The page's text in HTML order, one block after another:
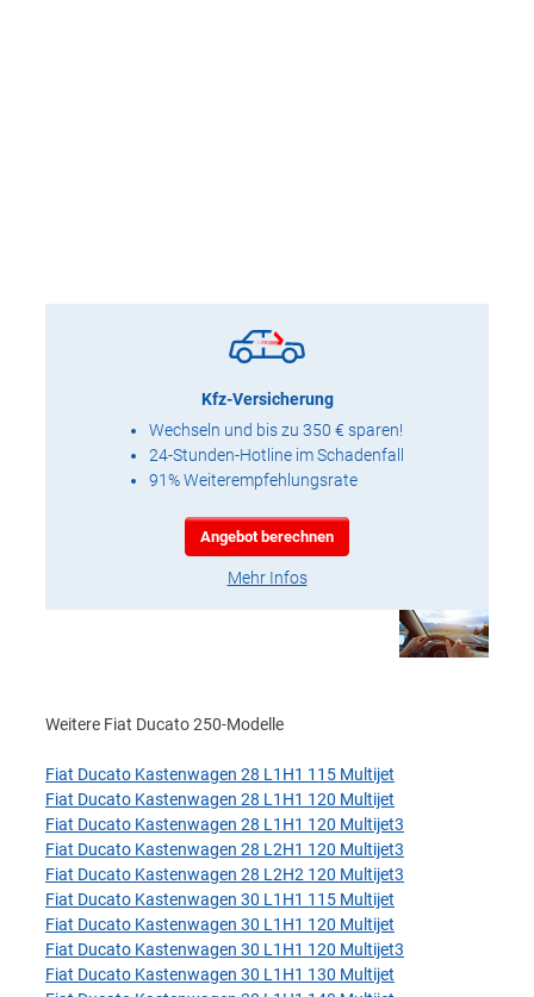
Kfz-Versicherung
Wechseln und bis zu 350 € sparen!
24-Stunden-Hotline im Schadenfall
91% Weiterempfehlungsrate
Angebot berechnen
Mehr Infos
Weitere Fiat Ducato 250-Modelle
Fiat Ducato Kastenwagen 28 L1H1 115 Multijet
Fiat Ducato Kastenwagen 28 L1H1 120 Multijet
Fiat Ducato Kastenwagen 28 L1H1 120 Multijet3
Fiat Ducato Kastenwagen 28 L2H1 120 Multijet3
Fiat Ducato Kastenwagen 28 L2H2 120 Multijet3
Fiat Ducato Kastenwagen 30 L1H1 115 Multijet
Fiat Ducato Kastenwagen 30 L1H1 120 Multijet
Fiat Ducato Kastenwagen 30 L1H1 120 Multijet3
Fiat Ducato Kastenwagen 30 L1H1 130 Multijet